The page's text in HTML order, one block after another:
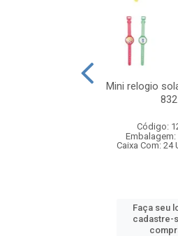
Mini relogio
832
Código:
Caixa Com: 24
Faça seu
cadastre-